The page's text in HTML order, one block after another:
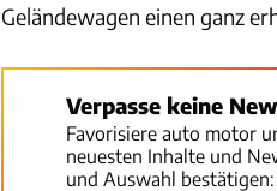
Geländewagen einen ganz
Verpasse keine
Favorisiere auto motor
neuesten Inhalte und
und Auswahl bestätigen: